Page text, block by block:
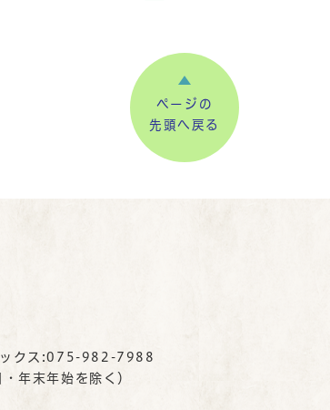
ページの
先頭へ戻る
クス:075-982-7988
年末年始を除く）